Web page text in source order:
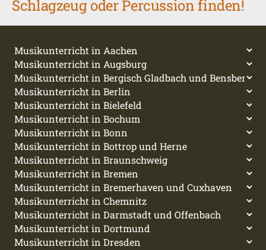
Schlagzeug oder Percussion finden!